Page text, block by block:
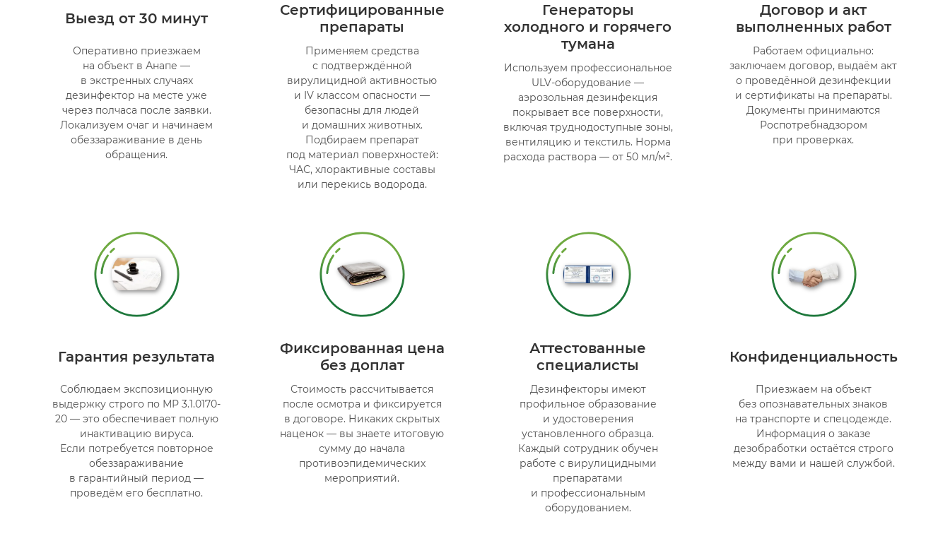
Выезд от 30 минут
Оперативно приезжаем
на объект в Анапе —
в экстренных случаях
дезинфектор на месте уже
через полчаса после заявки.
Локализуем очаг и начинаем
обеззараживание в день
обращения.
Сертифицированные
препараты
Применяем средства
с подтверждённой
вирулицидной активностью
и IV классом опасности —
безопасны для людей
и домашних животных.
Подбираем препарат
под материал поверхностей:
ЧАС, хлорактивные составы
или перекись водорода.
Генераторы
холодного и горячего
тумана
Используем профессиональное
ULV-оборудование —
аэрозольная дезинфекция
покрывает все поверхности,
включая труднодоступные зоны,
вентиляцию и текстиль. Норма
расхода раствора — от 50 мл/м².
Договор и акт
выполненных работ
Работаем официально:
заключаем договор, выдаём акт
о проведённой дезинфекции
и сертификаты на препараты.
Документы принимаются
Роспотребнадзором
при проверках.
Гарантия результата
Соблюдаем экспозиционную
выдержку строго по МР 3.1.0170-
20 — это обеспечивает полную
инактивацию вируса.
Если потребуется повторное
обеззараживание
в гарантийный период —
проведём его бесплатно.
Фиксированная цена
без доплат
Стоимость рассчитывается
после осмотра и фиксируется
в договоре. Никаких скрытых
наценок — вы знаете итоговую
сумму до начала
противоэпидемических
мероприятий.
Аттестованные
специалисты
Дезинфекторы имеют
профильное образование
и удостоверения
установленного образца.
Каждый сотрудник обучен
работе с вирулицидными
препаратами
и профессиональным
оборудованием.
Конфиденциальность
Приезжаем на объект
без опознавательных знаков
на транспорте и спецодежде.
Информация о заказе
дезобработки остаётся строго
между вами и нашей службой.